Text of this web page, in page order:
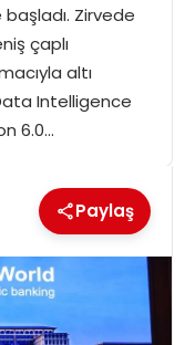
Zirvede
çaplı
altı
Intelligence
6.0…
Paylaş